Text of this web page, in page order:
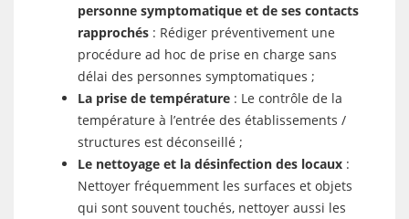
personne symptomatique et de ses contacts
rapprochés : Rédiger préventivement une
procédure ad hoc de prise en charge sans
délai des personnes symptomatiques ;
La prise de température : Le contrôle de la
température à l’entrée des établissements /
structures est déconseillé ;
Le nettoyage et la désinfection des locaux :
Nettoyer fréquemment les surfaces et objets
qui sont souvent touchés, nettoyer aussi les